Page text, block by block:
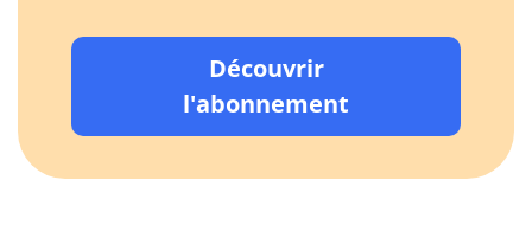
Découvrir
l'abonnement